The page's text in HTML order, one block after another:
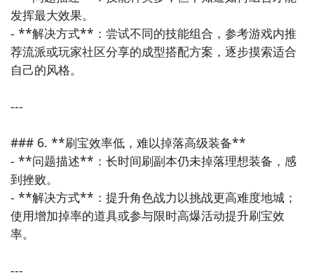
发挥最大效果。
- **解决方式**：尝试不同的技能组合，参考游戏内推
荐流派或玩家社区分享的成型搭配方案，逐步摸索适合
自己的风格。
---
### 6. **刷宝效率低，难以掉落高级装备**
- **问题描述**：长时间刷副本仍未掉落理想装备，感
到挫败。
- **解决方式**：提升角色战力以挑战更高难度地城；
使用增加掉率的道具或参与限时高爆活动提升刷宝效
率。
---